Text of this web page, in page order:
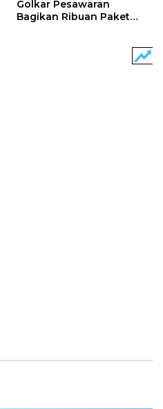
Golkar Pesawaran
Bagikan Ribuan Paket